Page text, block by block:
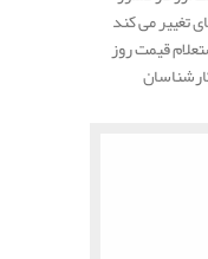
تغییر می کند
قیمت روز